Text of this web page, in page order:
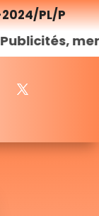
2024/PL/P
merci denous